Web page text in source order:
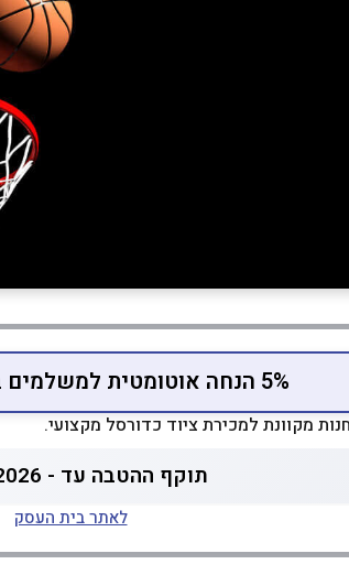
5% הנחה אוטומטית למשלמים בכרטיס המועדון
מקוונת למכירת ציוד כדורסל מקצועי.
תוקף ההטבה עד - 07.09.2026
לאתר בית העסק